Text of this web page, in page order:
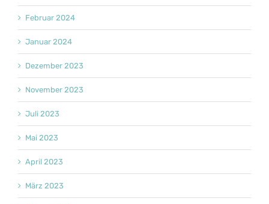
Februar 2024
Januar 2024
Dezember 2023
November 2023
Juli 2023
Mai 2023
April 2023
März 2023